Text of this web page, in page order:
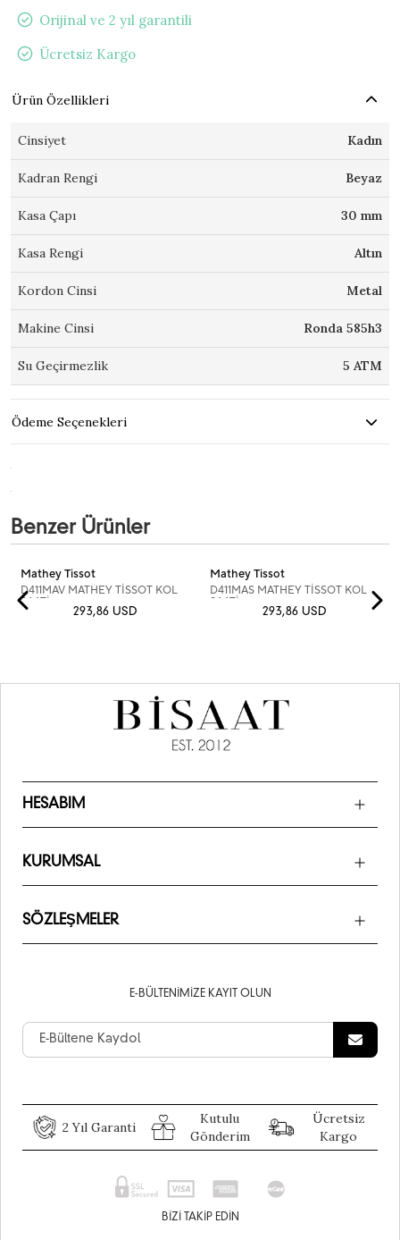
Orijinal ve 2 yıl garantili
Ücretsiz Kargo
Ürün Özellikleri
Cinsiyet Kadın
Kadran Rengi Beyaz
Kasa Çapı 30 mm
Kasa Rengi Altın
Kordon Cinsi Metal
Makine Cinsi Ronda 585h3
Su Geçirmezlik 5 ATM
Ödeme Seçenekleri
Benzer Ürünler
Mathey Tissot
D411MAV MATHEY TİSSOT KOL
SAATİ
293,86 USD
Mathey Tissot
D411MAS MATHEY TİSSOT KOL
SAATİ
293,86 USD
HESABIM
KURUMSAL
SÖZLEŞMELER
E-BÜLTENIMIZE KAYIT OLUN
2 Yıl Garanti
Kutulu
Gönderim
Ücretsiz
Kargo
BIZI TAKIP EDIN